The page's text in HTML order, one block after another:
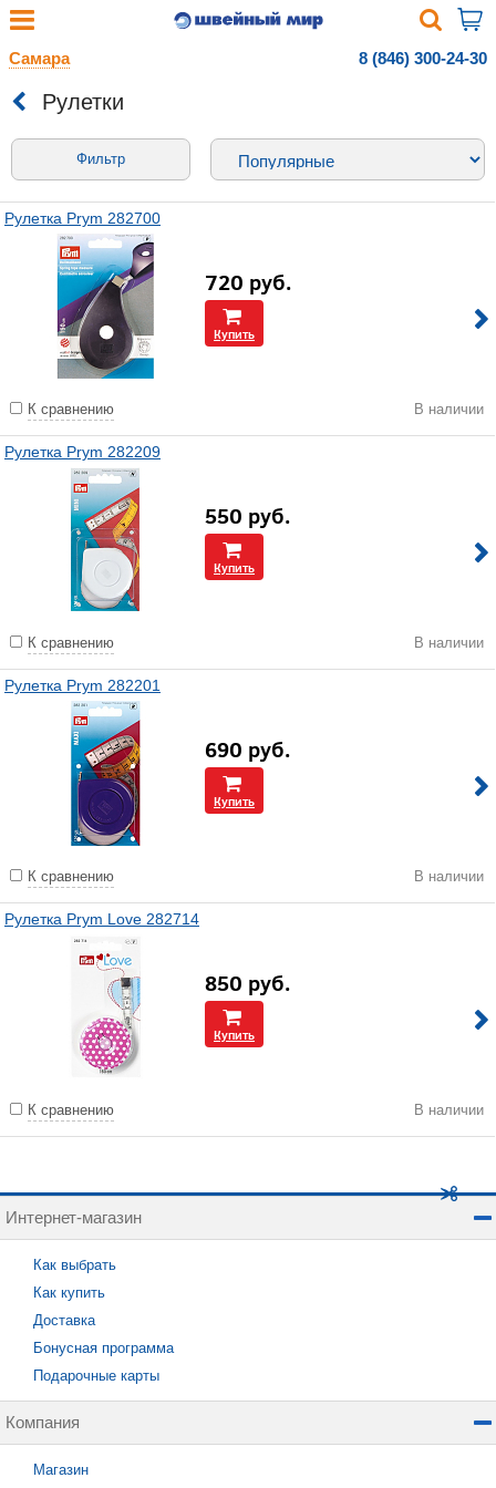
Самара 8 (846) 300-24-30
Рулетки
Фильтр
Рулетка Prym 282700
720 руб.
Купить
К сравнению В наличии
Рулетка Prym 282209
550 руб.
Купить
К сравнению В наличии
Рулетка Prym 282201
690 руб.
Купить
К сравнению В наличии
Рулетка Prym Love 282714
850 руб.
Купить
К сравнению В наличии
Интернет-магазин
Как выбрать
Как купить
Доставка
Бонусная программа
Подарочные карты
Компания
Магазин